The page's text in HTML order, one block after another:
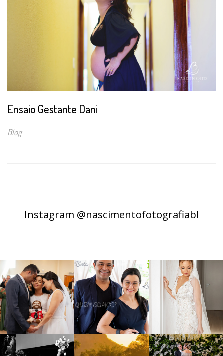
Ensaio Gestante Dani
Blog
Instagram @nascimentofotografiabl